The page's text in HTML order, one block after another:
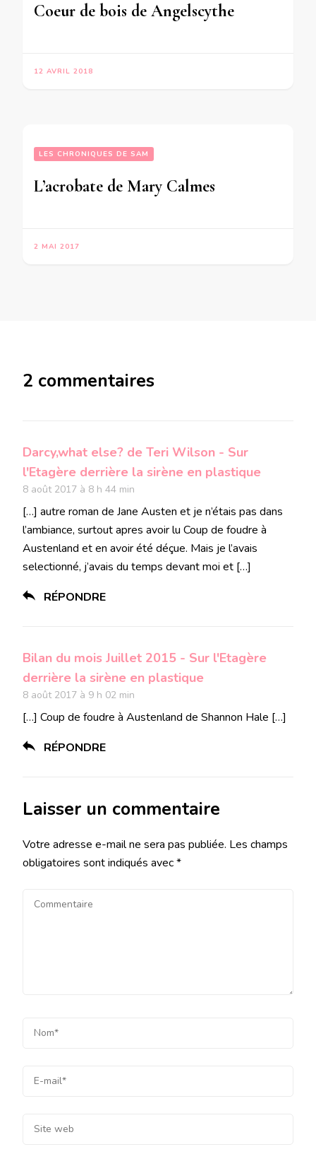
Coeur de bois de Angelscythe
12 AVRIL 2018
LES CHRONIQUES DE SAM
L’acrobate de Mary Calmes
2 MAI 2017
2 commentaires
Darcy,what else? de Teri Wilson - Sur
l'Etagère derrière la sirène en plastique
8 août 2017 à 8 h 44 min
[…] autre roman de Jane Austen et je n’étais pas dans
l’ambiance, surtout apres avoir lu Coup de foudre à
Austenland et en avoir été déçue. Mais je l’avais
selectionné, j’avais du temps devant moi et […]
RÉPONDRE
Bilan du mois Juillet 2015 - Sur l'Etagère
derrière la sirène en plastique
8 août 2017 à 9 h 02 min
[…] Coup de foudre à Austenland de Shannon Hale […]
RÉPONDRE
Laisser un commentaire
Votre adresse e-mail ne sera pas publiée. Les champs
obligatoires sont indiqués avec*